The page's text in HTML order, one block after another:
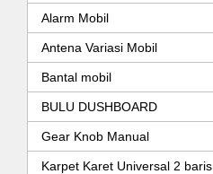
Alarm Mobil
Antena Variasi Mobil
Bantal mobil
BULU DUSHBOARD
Gear Knob Manual
Karpet Karet Universal 2 baris